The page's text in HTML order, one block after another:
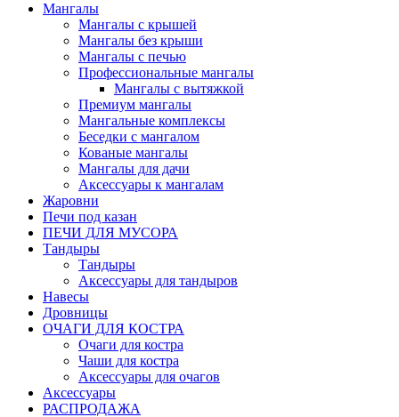
Мангалы
Мангалы с крышей
Мангалы без крыши
Мангалы с печью
Профессиональные мангалы
Мангалы с вытяжкой
Премиум мангалы
Мангальные комплексы
Беседки с мангалом
Кованые мангалы
Мангалы для дачи
Аксессуары к мангалам
Жаровни
Печи под казан
ПЕЧИ ДЛЯ МУСОРА
Тандыры
Тандыры
Аксессуары для тандыров
Навесы
Дровницы
ОЧАГИ ДЛЯ КОСТРА
Очаги для костра
Чаши для костра
Аксессуары для очагов
Аксессуары
РАСПРОДАЖА